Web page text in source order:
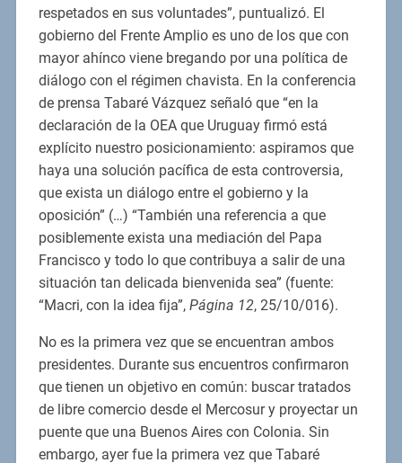
respetados en sus voluntades”, puntualizó. El
gobierno del Frente Amplio es uno de los que con
mayor ahínco viene bregando por una política de
diálogo con el régimen chavista. En la conferencia
de prensa Tabaré Vázquez señaló que “en la
declaración de la OEA que Uruguay firmó está
explícito nuestro posicionamiento: aspiramos que
haya una solución pacífica de esta controversia,
que exista un diálogo entre el gobierno y la
oposición” (…) “También una referencia a que
posiblemente exista una mediación del Papa
Francisco y todo lo que contribuya a salir de una
situación tan delicada bienvenida sea” (fuente:
“Macri, con la idea fija”, Página 12, 25/10/016).
No es la primera vez que se encuentran ambos
presidentes. Durante sus encuentros confirmaron
que tienen un objetivo en común: buscar tratados
de libre comercio desde el Mercosur y proyectar un
puente que una Buenos Aires con Colonia. Sin
embargo, ayer fue la primera vez que Tabaré